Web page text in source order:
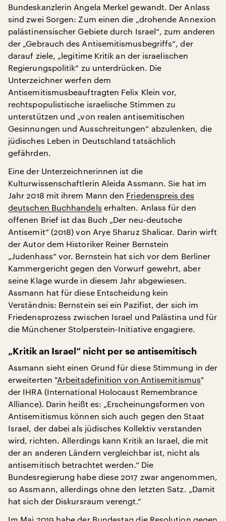
Bundeskanzlerin Angela Merkel gewandt. Der Anlass
sind zwei Sorgen: Zum einen die „drohende Annexion
palästinensischer Gebiete durch Israel“, zum anderen
der „Gebrauch des Antisemitismusbegriffs“, der
darauf ziele, „legitime Kritik an der israelischen
Regierungspolitik“ zu unterdrücken. Die
Unterzeichner werfen dem
Antisemitismusbeauftragten Felix Klein vor,
rechtspopulistische israelische Stimmen zu
unterstützen und „von realen antisemitischen
Gesinnungen und Ausschreitungen“ abzulenken, die
jüdisches Leben in Deutschland tatsächlich
gefährden.
Eine der Unterzeichnerinnen ist die
Kulturwissenschaftlerin Aleida Assmann. Sie hat im
Jahr 2018 mit ihrem Mann den Friedenspreis des
deutschen Buchhandels erhalten. Anlass für den
offenen Brief ist das Buch „Der neu-deutsche
Antisemit“ (2018) von Arye Sharuz Shalicar. Darin wirft
der Autor dem Historiker Reiner Bernstein
„Judenhass“ vor. Bernstein hat sich vor dem Berliner
Kammergericht gegen den Vorwurf gewehrt, aber
seine Klage wurde in diesem Jahr abgewiesen.
Assmann hat für diese Entscheidung kein
Verständnis: Bernstein sei ein Pazifist, der sich im
Friedensprozess zwischen Israel und Palästina und für
die Münchener Stolperstein-Initiative engagiere.
„Kritik an Israel“ nicht per se antisemitisch
Assmann sieht einen Grund für diese Stimmung in der
erweiterten "Arbeitsdefinition von Antisemitismus"
der IHRA (International Holocaust Remembrance
Alliance). Darin heißt es: „Erscheinungsformen von
Antisemitismus können sich auch gegen den Staat
Israel, der dabei als jüdisches Kollektiv verstanden
wird, richten. Allerdings kann Kritik an Israel, die mit
der an anderen Ländern vergleichbar ist, nicht als
antisemitisch betrachtet werden.“ Die
Bundesregierung habe diese 2017 zwar angenommen,
so Assmann, allerdings ohne den letzten Satz. „Damit
hat sich der Diskursraum verengt.“